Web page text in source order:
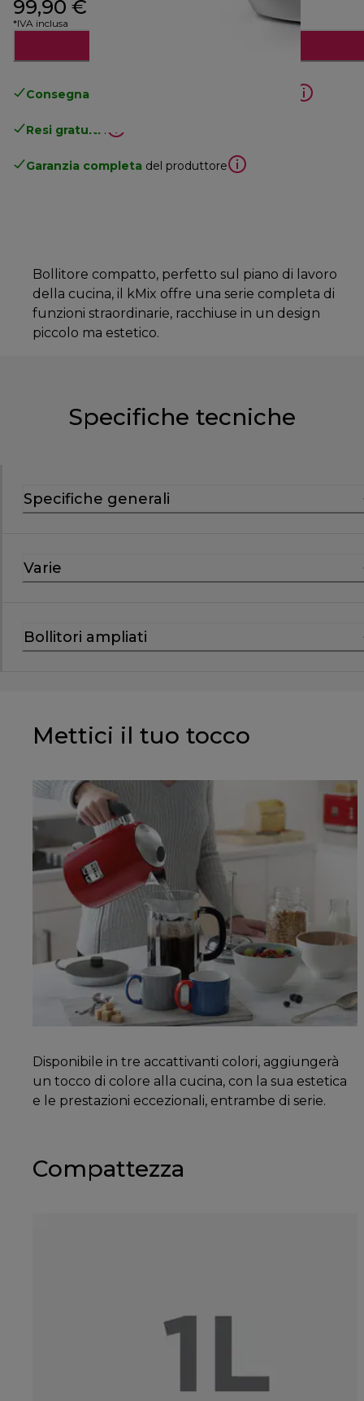
99,90 €
*IVA inclusa
Consegna gratuita standard
Resi gratuiti .
Garanzia completa del produttore
Bollitore compatto, perfetto sul piano di lavoro
della cucina, il kMix offre una serie completa di
funzioni straordinarie, racchiuse in un design
piccolo ma estetico.
Specifiche tecniche
Specifiche generali
Varie
Bollitori ampliati
Mettici il tuo tocco
Disponibile in tre accattivanti colori, aggiungerà
un tocco di colore alla cucina, con la sua estetica
e le prestazioni eccezionali, entrambe di serie.
Compattezza